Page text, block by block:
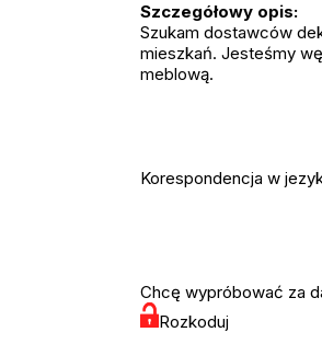
Szczegółowy opis:
Szukam dostawców
mieszkań. Jesteśmy
meblową.
Korespondencja w
Chcę wypróbować za
Rozkoduj